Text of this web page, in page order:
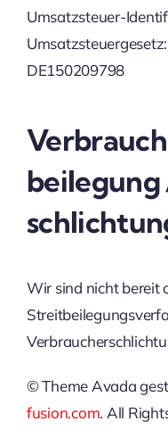
Umsatzsteuer-
Umsatzsteuergesetz:
DE150209798
Wir sind nicht bereit
© Theme Avada
fusion.com. All